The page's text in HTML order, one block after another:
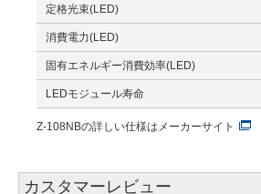
定格光束(LED)
消費電力(LED)
固有エネルギー消費効率(LED)
LEDモジュール寿命
Z-108NBの詳しい仕様は メーカーサイト
カスタマーレビュー